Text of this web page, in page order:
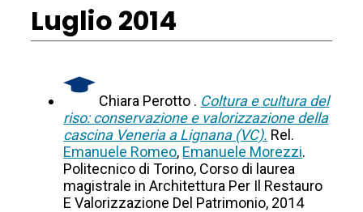
Luglio 2014
Chiara Perotto . Coltura e cultura del
riso: conservazione e valorizzazione della
cascina Veneria a Lignana (VC). Rel.
Emanuele Romeo, Emanuele Morezzi.
Politecnico di Torino, Corso di laurea
magistrale in Architettura Per Il Restauro
E Valorizzazione Del Patrimonio, 2014